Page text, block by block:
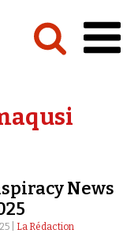
:
News
| La Rédaction